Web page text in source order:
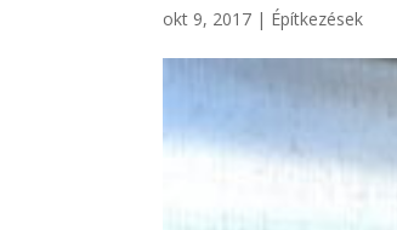
okt 9, 2017 | Építkezések